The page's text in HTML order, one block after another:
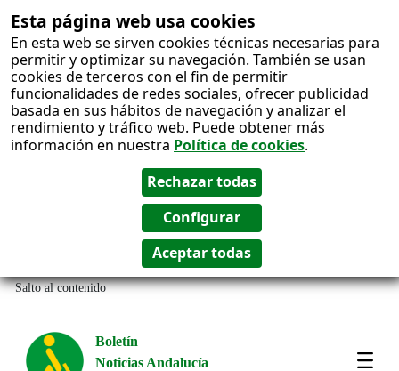
Esta página web usa cookies
En esta web se sirven cookies técnicas necesarias para
permitir y optimizar su navegación. También se usan
cookies de terceros con el fin de permitir
funcionalidades de redes sociales, ofrecer publicidad
basada en sus hábitos de navegación y analizar el
rendimiento y tráfico web. Puede obtener más
información en nuestra Política de cookies.
Salto al contenido
Boletín
Noticias Andalucía